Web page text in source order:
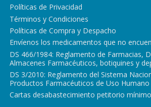
Políticas de Privacidad
Términos y Condiciones
Políticas de Compra y Despacho
Envíenos los medicamentos que no
DS 466/1984: Reglamento de Farmacias,
Almacenes Farmacéuticos, botiquines y
DS 3/2010: Reglamento del Sistema
Productos Farmacéuticos de Uso Humano
Cartas desabastecimiento petitorio mínimo